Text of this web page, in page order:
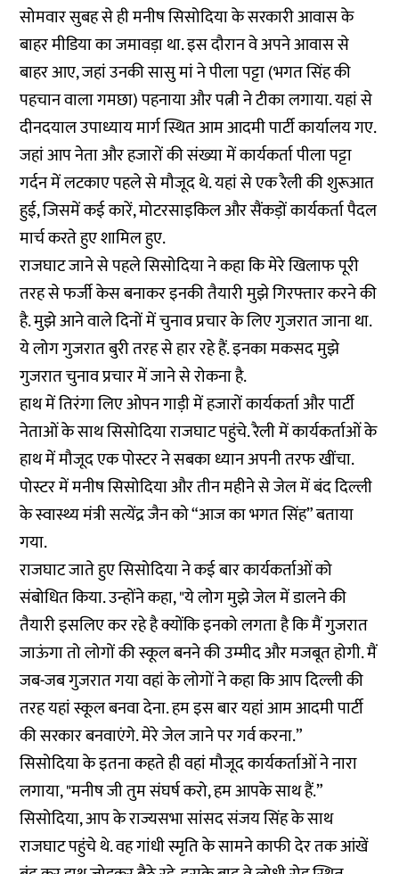
सोमवार सुबह से ही मनीष सिसोदिया के सरकारी आवास के
बाहर मीडिया का जमावड़ा था. इस दौरान वे अपने आवास से
बाहर आए, जहां उनकी सासु मां ने पीला पट्टा (भगत सिंह की
पहचान वाला गमछा) पहनाया और पत्नी ने टीका लगाया. यहां से
दीनदयाल उपाध्याय मार्ग स्थित आम आदमी पार्टी कार्यालय गए.
जहां आप नेता और हजारों की संख्या में कार्यकर्ता पीला पट्टा
गर्दन में लटकाए पहले से मौजूद थे. यहां से एक रैली की शुरूआत
हुई, जिसमें कई कारें, मोटरसाइकिल और सैंकड़ों कार्यकर्ता पैदल
मार्च करते हुए शामिल हुए.
राजघाट जाने से पहले सिसोदिया ने कहा कि मेरे खिलाफ पूरी
तरह से फर्जी केस बनाकर इनकी तैयारी मुझे गिरफ्तार करने की
है. मुझे आने वाले दिनों में चुनाव प्रचार के लिए गुजरात जाना था.
ये लोग गुजरात बुरी तरह से हार रहे हैं. इनका मकसद मुझे
गुजरात चुनाव प्रचार में जाने से रोकना है.
हाथ में तिरंगा लिए ओपन गाड़ी में हजारों कार्यकर्ता और पार्टी
नेताओं के साथ सिसोदिया राजघाट पहुंचे. रैली में कार्यकर्ताओं के
हाथ में मौजूद एक पोस्टर ने सबका ध्यान अपनी तरफ खींचा.
पोस्टर में मनीष सिसोदिया और तीन महीने से जेल में बंद दिल्ली
के स्वास्थ्य मंत्री सत्येंद्र जैन को “आज का भगत सिंह” बताया
गया.
राजघाट जाते हुए सिसोदिया ने कई बार कार्यकर्ताओं को
संबोधित किया. उन्होंने कहा, "ये लोग मुझे जेल में डालने की
तैयारी इसलिए कर रहे है क्योंकि इनको लगता है कि मैं गुजरात
जाऊंगा तो लोगों की स्कूल बनने की उम्मीद और मजबूत होगी. मैं
जब-जब गुजरात गया वहां के लोगों ने कहा कि आप दिल्ली की
तरह यहां स्कूल बनवा देना. हम इस बार यहां आम आदमी पार्टी
की सरकार बनवाएंगे. मेरे जेल जाने पर गर्व करना.”
सिसोदिया के इतना कहते ही वहां मौजूद कार्यकर्ताओं ने नारा
लगाया, "मनीष जी तुम संघर्ष करो, हम आपके साथ हैं.”
सिसोदिया, आप के राज्यसभा सांसद संजय सिंह के साथ
राजघाट पहुंचे थे. वह गांधी स्मृति के सामने काफी देर तक आंखें